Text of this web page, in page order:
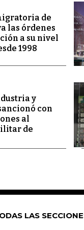
de
las órdenes
a su nivel
1998
y
con
al
de
LAS